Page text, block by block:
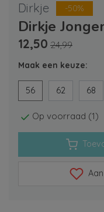
Dirkje -50%
Dirkje
12,50 24,99
Maak een keuze:
56 62 68
Op voorraad (1)